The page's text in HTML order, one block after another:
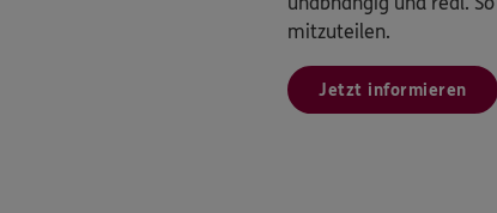
mitzuteilen.
Jetzt informieren